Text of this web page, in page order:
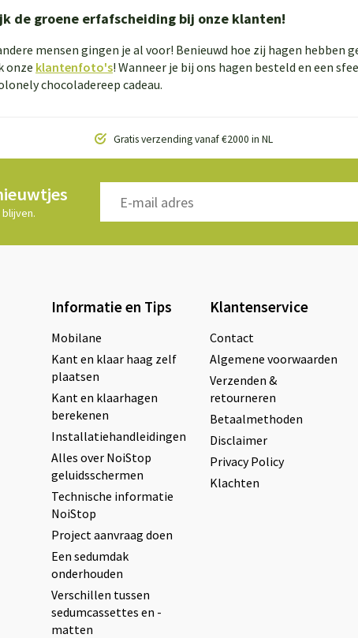
de groene erfafscheiding bij onze klanten!
mensen gingen je al voor! Benieuwd hoe zij hagen
onze klantenfoto's! Wanneer je bij ons hagen besteld en een
chocoladereep cadeau.
Gratis verzending vanaf €2000 in NL
Informatie en Tips
Mobilane
Kant en klaar haag zelf
plaatsen
Kant en klaarhagen
berekenen
Installatiehandleidingen
Alles over NoiStop
geluidsschermen
Technische informatie
NoiStop
Project aanvraag doen
Een sedumdak
onderhouden
Verschillen tussen
sedumcassettes en -
matten
Klantenservice
Contact
Algemene voorwaarden
Verzenden &
retourneren
Betaalmethoden
Disclaimer
Privacy Policy
Klachten